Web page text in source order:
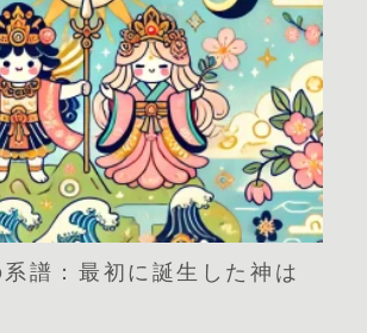
譜：最初に誕生した神は